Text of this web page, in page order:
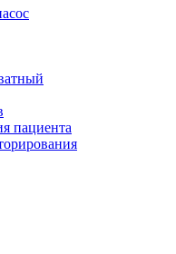
пациента